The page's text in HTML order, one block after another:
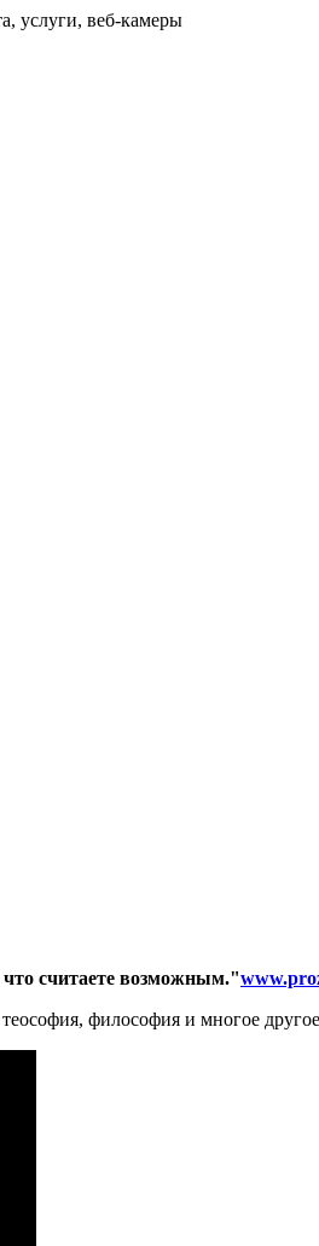
считаете возможным."
философия и многое